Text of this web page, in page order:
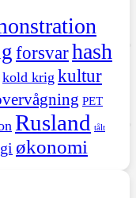
forsvarhash
kold krig kultur
PET
Rusland tålt
økonomi